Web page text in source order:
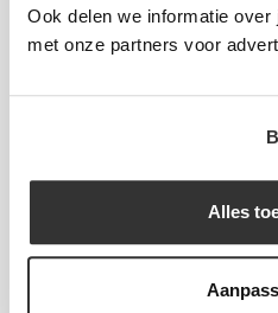
Ook delen we informatie
met onze partners voor
Alles
Bedrukking:Op aanvraag
Artikelnummer:KHA6LI
Extra informatie
1-3 werkdagen